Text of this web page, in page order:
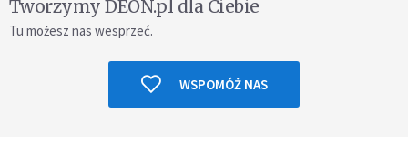
Tworzymy DEON.pl dla Ciebie
Tu możesz nas wesprzeć.
WSPOMÓŻ NAS